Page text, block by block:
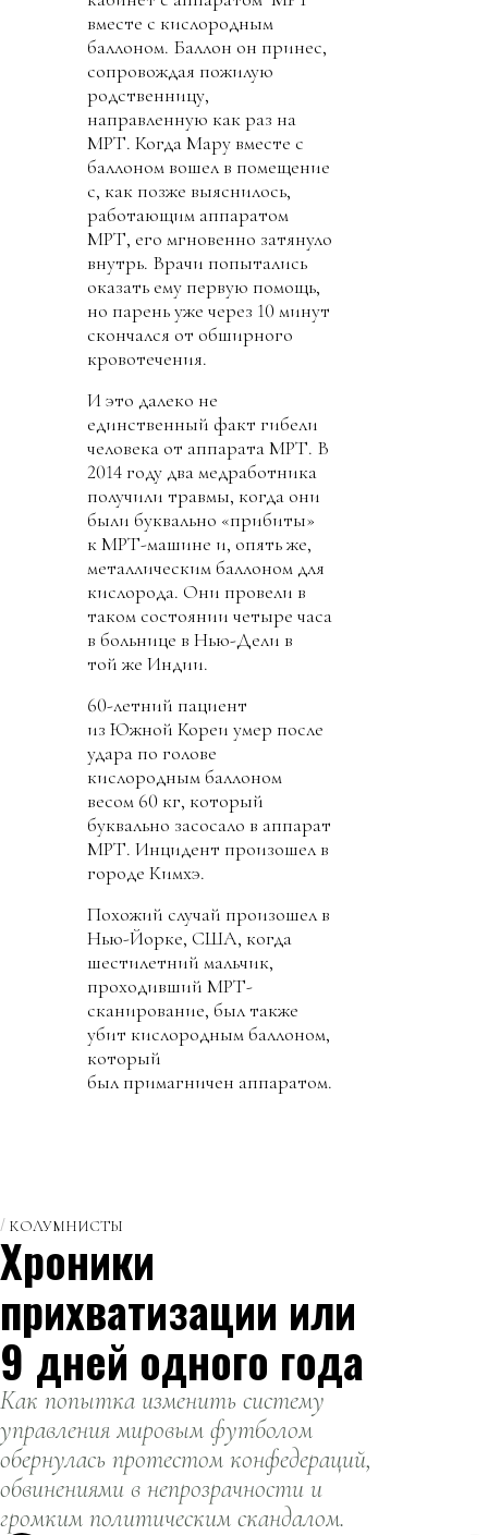
вместе с кислородным
баллоном. Баллон он принес,
сопровождая пожилую
родственницу,
направленную как раз на
МРТ. Когда Мару вместе с
баллоном вошел в помещение
с, как позже выяснилось,
работающим аппаратом
МРТ, его мгновенно затянуло
внутрь. Врачи попытались
оказать ему первую помощь,
но парень уже через 10 минут
скончался от обширного
кровотечения.
И это далеко не
единственный факт гибели
человека от аппарата МРТ. В
2014 году два медработника
получили травмы, когда они
были буквально «прибиты»
к МРТ-машине и, опять же,
металлическим баллоном для
кислорода. Они провели в
таком состоянии четыре часа
в больнице в Нью-Дели в
той же Индии.
60-летний пациент
из Южной Кореи умер после
удара по голове
кислородным баллоном
весом 60 кг, который
буквально засосало в аппарат
МРТ. Инцидент произошел в
городе Кимхэ.
Похожий случай произошел в
Нью-Йорке, США, когда
шестилетний мальчик,
проходивший МРТ-
сканирование, был также
убит кислородным баллоном,
который
был примагничен аппаратом.
КОЛУМНИСТЫ
Хроники
прихватизации или
9 дней одного года
Как попытка изменить систему
управления мировым футболом
обернулась протестом конфедераций,
обвинениями в непрозрачности и
громким политическим скандалом.